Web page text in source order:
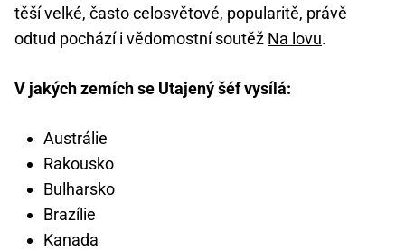
těší velké, často celosvětové, popularitě, právě
odtud pochází i vědomostní soutěž Na lovu.
V jakých zemích se Utajený šéf vysílá:
Austrálie
Rakousko
Bulharsko
Brazílie
Kanada